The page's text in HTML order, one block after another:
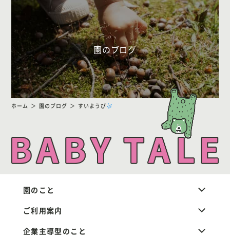
園のブログ
ホーム 園のブログ すいようび
園のこと
ご利用案内
企業主導型のこと